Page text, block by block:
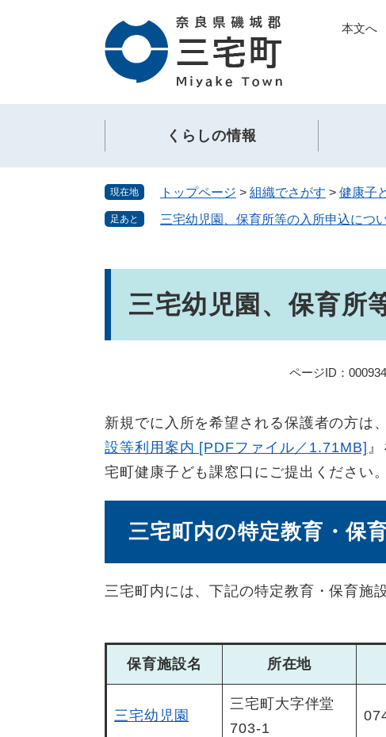
頭
飛
本文へ
くらしの情報
現在地 トップページ > 組織でさがす > 健康子
足あと 三宅幼児園、保育所等の入所申込につ
三宅幼児園、保育所
ページID：
新規でに入所を希望される保護者の方は
設等利用案内 [PDFファイル／1.71MB]
宅町健康子ども課窓口にご提出ください。
三宅町内の特定教育・保
三宅町内には、下記の特定教育・保育施
保育施設名 所在地
三宅幼児園
三宅町大字伴堂
703-1